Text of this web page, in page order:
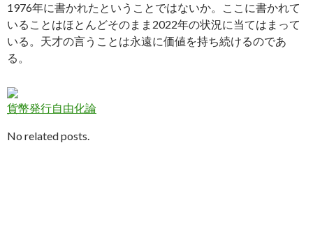
1976年に書かれたということではないか。ここに書かれて
いることはほとんどそのまま2022年の状況に当てはまって
いる。天才の言うことは永遠に価値を持ち続けるのであ
る。
貨幣発行自由化論
No related posts.